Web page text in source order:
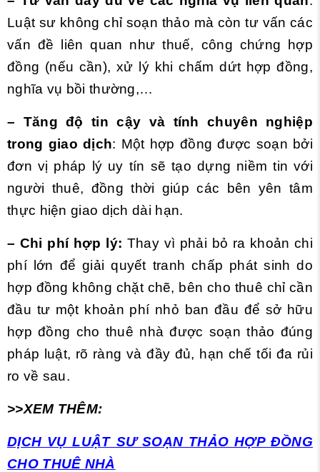
Luật sư không chỉ soạn thảo mà còn tư vấn các
vấn đề liên quan như thuế, công chứng hợp
đồng (nếu cần), xử lý khi chấm dứt hợp đồng,
nghĩa vụ bồi thường,…
– Tăng độ tin cậy và tính chuyên nghiệp
trong giao dịch: Một hợp đồng được soạn bởi
đơn vị pháp lý uy tín sẽ tạo dựng niềm tin với
người thuê, đồng thời giúp các bên yên tâm
thực hiện giao dịch dài hạn.
– Chi phí hợp lý: Thay vì phải bỏ ra khoản chi
phí lớn để giải quyết tranh chấp phát sinh do
hợp đồng không chặt chẽ, bên cho thuê chỉ cần
đầu tư một khoản phí nhỏ ban đầu để sở hữu
hợp đồng cho thuê nhà được soạn thảo đúng
pháp luật, rõ ràng và đầy đủ, hạn chế tối đa rủi
ro về sau.
>>XEM THÊM:
DỊCH VỤ LUẬT SƯ SOẠN THẢO HỢP ĐỒNG
CHO THUÊ NHÀ